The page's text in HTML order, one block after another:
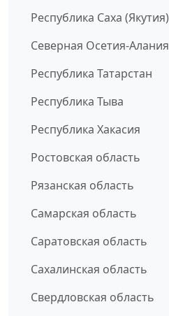
Республика Саха (Якутия)
Северная Осетия-Алания
Республика Татарстан
Республика Тыва
Республика Хакасия
Ростовская область
Рязанская область
Самарская область
Саратовская область
Сахалинская область
Свердловская область